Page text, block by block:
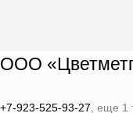
ООО
+7-923-525-93-27 , еще 1